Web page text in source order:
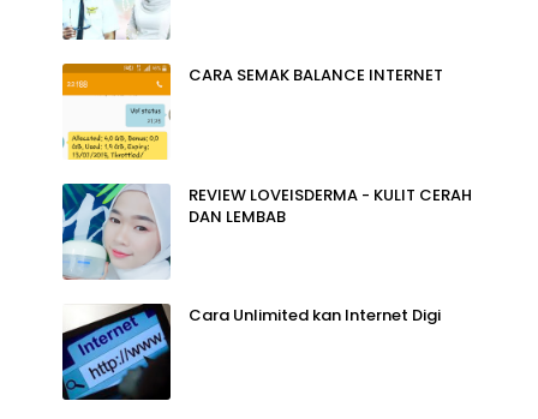
CARA SEMAK BALANCE INTERNET
REVIEW LOVEISDERMA - KULIT CERAH
DAN LEMBAB
Cara Unlimited kan Internet Digi